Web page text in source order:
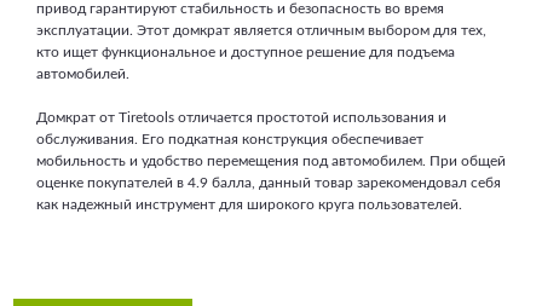
привод гарантируют стабильность и безопасность во время
эксплуатации. Этот домкрат является отличным выбором для тех,
кто ищет функциональное и доступное решение для подъема
автомобилей.
Домкрат от Tiretools отличается простотой использования и
обслуживания. Его подкатная конструкция обеспечивает
мобильность и удобство перемещения под автомобилем. При общей
оценке покупателей в 4.9 балла, данный товар зарекомендовал себя
как надежный инструмент для широкого круга пользователей.